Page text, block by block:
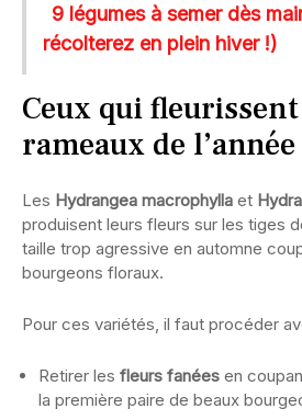
9 légumes à semer dès
récolterez en plein hiver !)
Ceux qui
rameaux de
Les Hydrangea macrophylla et
produisent leurs fleurs sur les tiges
taille trop agressive en automne
bourgeons floraux.
Pour ces variétés, il faut procéder
Retirer les fleurs fanées en
la première paire de beaux